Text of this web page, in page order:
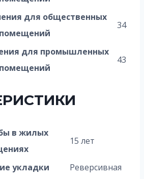
для общественных
помещений
34
для промышленных
помещений
43
в жилых
15 лет
укладки
Реверсивная